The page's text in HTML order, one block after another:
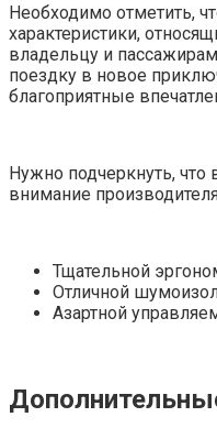
Необходимо отметить,
характеристики,
владельцу и
поездку в новое
благоприятные
Нужно подчеркнуть, что
внимание
Тщательной
Отличной
Азартной